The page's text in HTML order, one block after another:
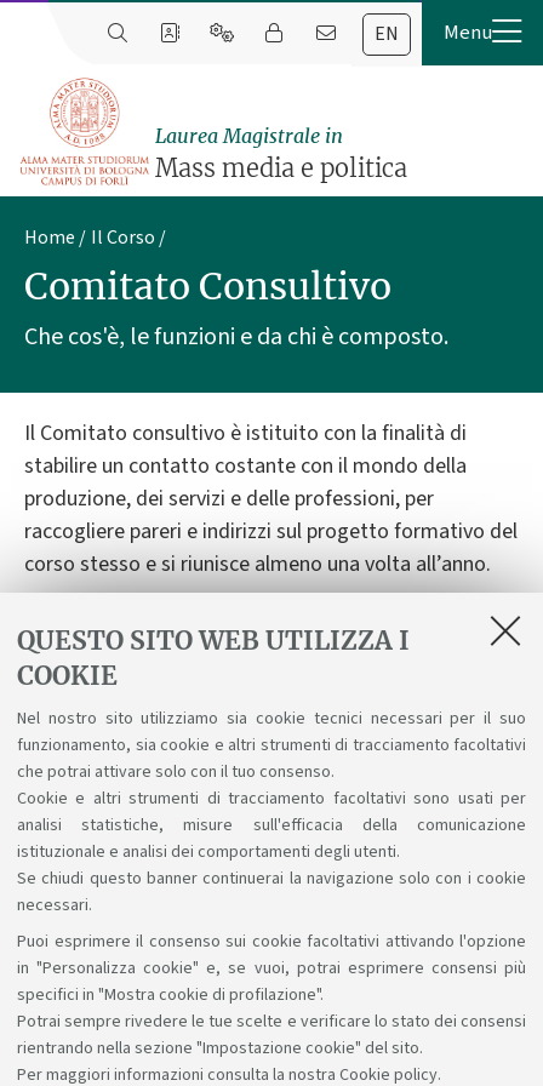
QUESTO SITO WEB UTILIZZA I
COOKIE
Nel nostro sito utilizziamo sia cookie tecnici necessari per il suo
funzionamento, sia cookie e altri strumenti di tracciamento facoltativi
che potrai attivare solo con il tuo consenso.
Cookie e altri strumenti di tracciamento facoltativi sono usati per
analisi statistiche, misure sull'efficacia della comunicazione
istituzionale e analisi dei comportamenti degli utenti.
Se chiudi questo banner continuerai la navigazione solo con i cookie
necessari.
Puoi esprimere il consenso sui cookie facoltativi attivando l'opzione
in "Personalizza cookie" e, se vuoi, potrai esprimere consensi più
specifici in "Mostra cookie di profilazione".
Potrai sempre rivedere le tue scelte e verificare lo stato dei consensi
rientrando nella sezione "Impostazione cookie" del sito.
Per maggiori informazioni consulta la nostra Cookie policy.
EN
Laurea Magistrale in
Mass media e politica
Home Il Corso
Comitato Consultivo
Che cos'è, le funzioni e da chi è composto.
Il Comitato consultivo è istituito con la finalità di
stabilire un contatto costante con il mondo della
produzione, dei servizi e delle professioni, per
raccogliere pareri e indirizzi sul progetto formativo del
corso stesso e si riunisce almeno una volta all’anno.
imprese, del terzo settore, delle professioni, delle
istituzioni pubbliche e private di formazione e ricerca,
e della società civile, possano apportare un contributo
significativo alle attività di formazione e di ricerca
rilevanti per il Corso. Ne fa parte almeno un docente
membro della Commissione AQ.
Sosteniamo il diritto alla conoscenza
Seguici su: